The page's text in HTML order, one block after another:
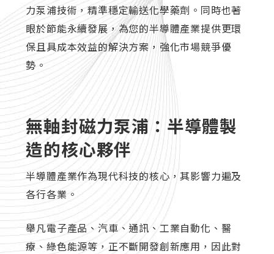
力泵浦技術，精準穩定輸送化學藥劑。同時也著
眼於節能永續發展，為您的半導體產業提供更環
保且具成本效益的解決方案，強化市場競爭優
勢。
無軸封磁力泵浦：半導體製
造的核心夥伴
半導體產業作為現代科技的核心，其影響力遍及
各行各業。
舉凡電子產品、汽車、通訊、工業自動化、醫
療、綠色能源等，正不斷開發創新應用，因此對